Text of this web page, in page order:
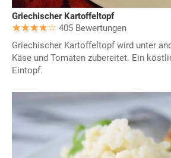
Griechischer Kartoffeltopf
405 Bewertungen
Griechischer Kartoffeltopf wird unter
Käse und Tomaten zubereitet. Ein
Eintopf.